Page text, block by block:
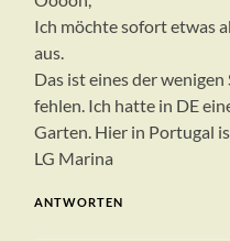
Ich möchte sofort etwas
aus.
Das ist eines der wenigen
fehlen. Ich hatte in DE
Garten. Hier in Portugal
LG Marina
ANTWORTEN